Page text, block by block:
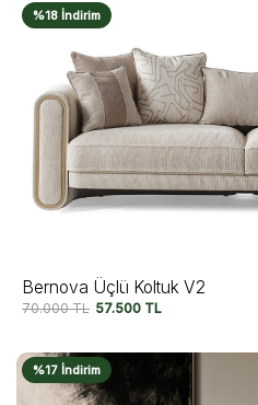
%18 İndirim
Bernova Üçlü Koltuk V2
70.000TL 57.500 TL
%17 İndirim